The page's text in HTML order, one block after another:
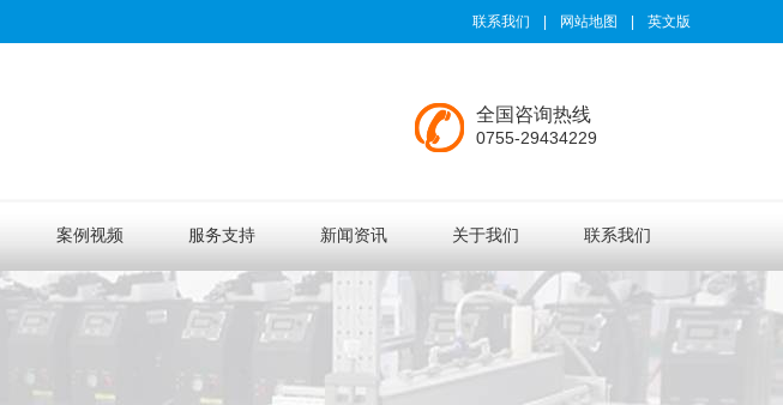
联系我们 网站地图 英文版
全国咨询热线
0755-29434229
案例视频 服务支持 新闻资讯 关于我们 联系我们